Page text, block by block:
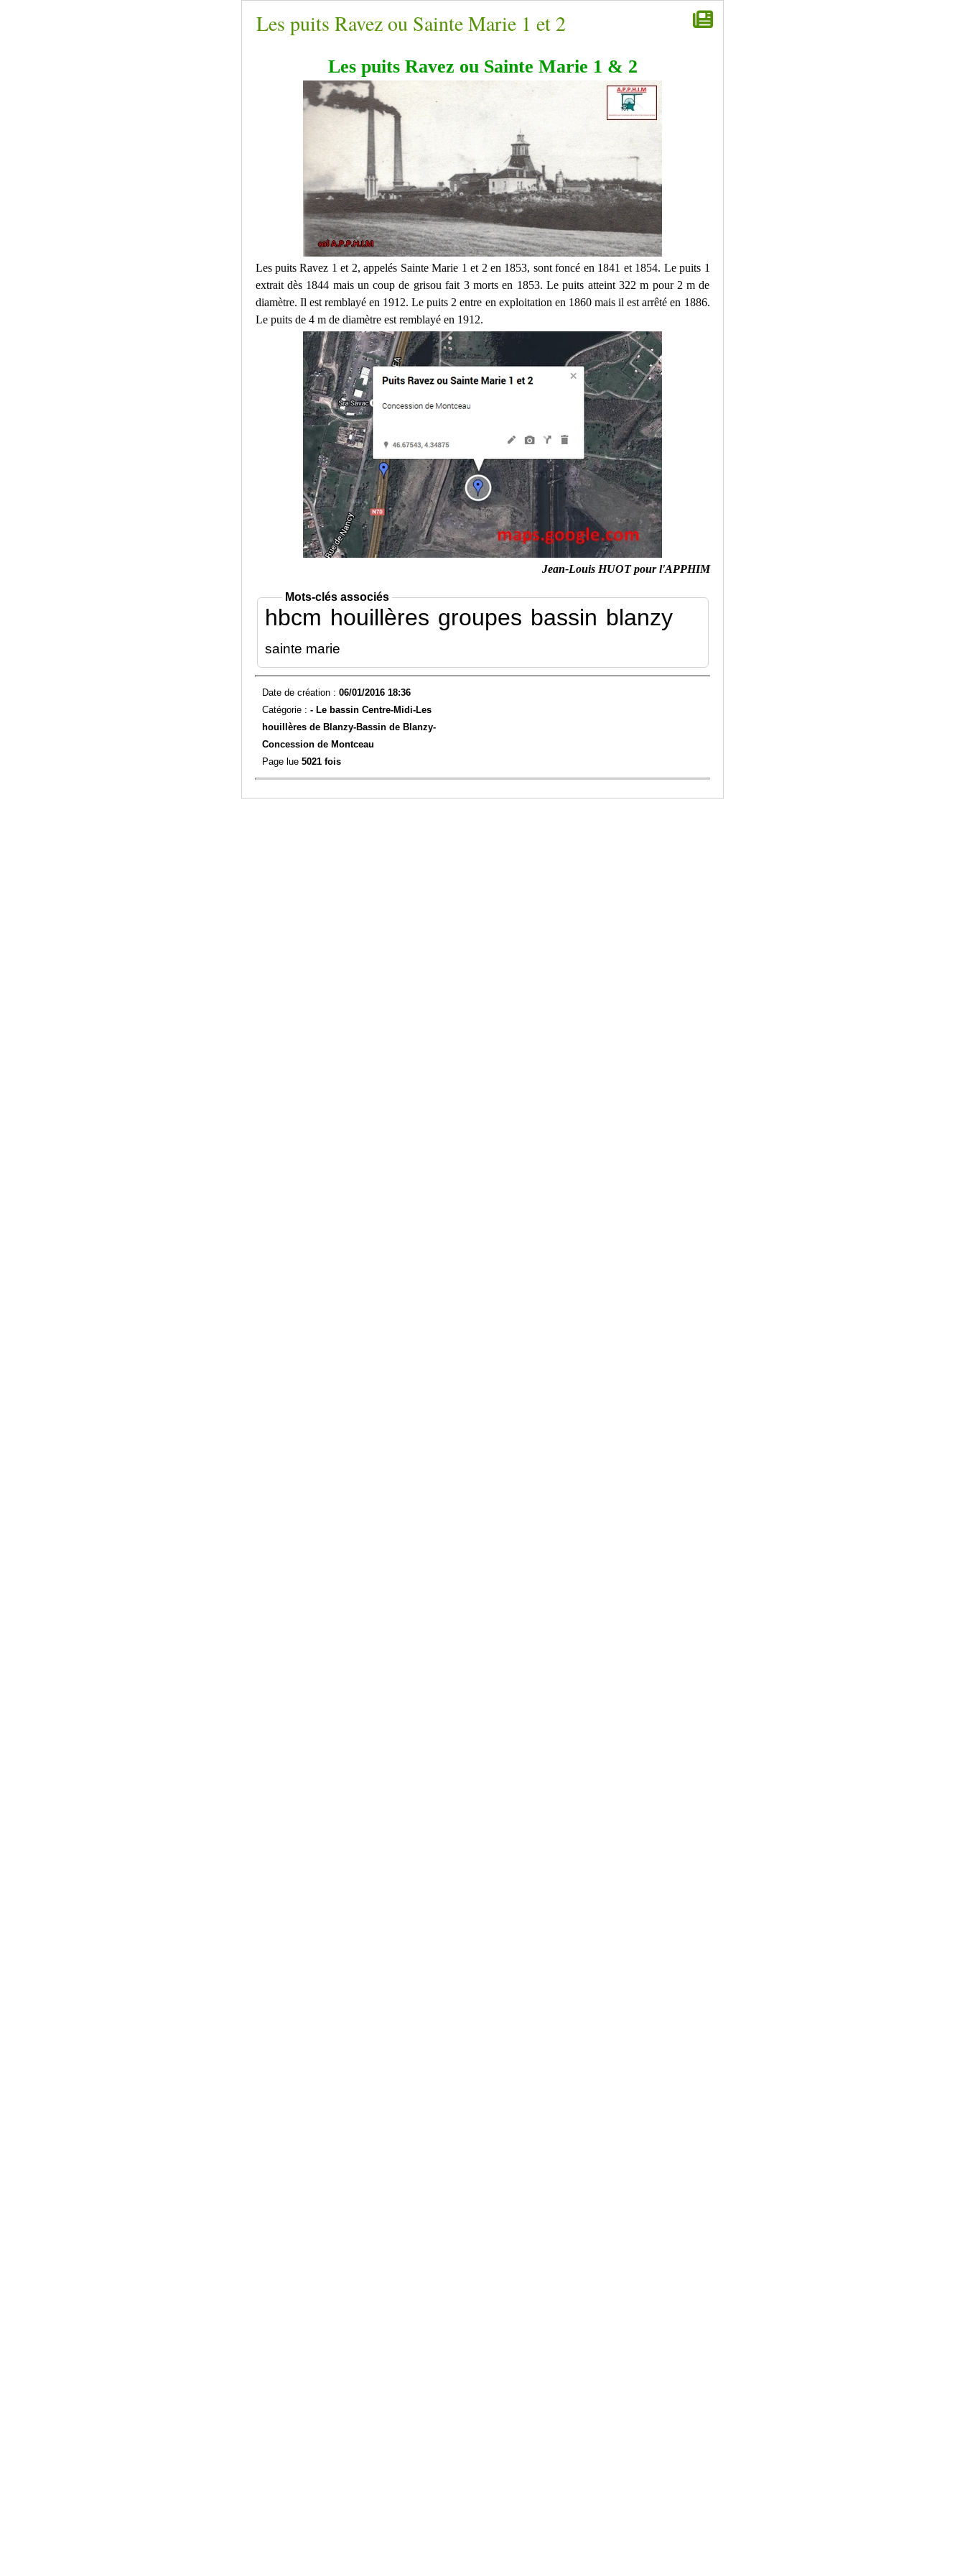
Les puits Ravez ou Sainte Marie 1 et 2
Les puits Ravez ou Sainte Marie 1 & 2
Les puits Ravez 1 et 2, appelés Sainte Marie 1 et 2 en 1853, sont foncé en 1841 et 1854. Le puits 1
extrait dès 1844 mais un coup de grisou fait 3 morts en 1853. Le puits atteint 322 m pour 2 m de
diamètre. Il est remblayé en 1912. Le puits 2 entre en exploitation en 1860 mais il est arrêté en 1886.
Le puits de 4 m de diamètre est remblayé en 1912.
Jean-Louis HUOT pour l'APPHIM
Mots-clés associés
hbcm houillères groupes bassin blanzy
sainte marie
Date de création : 06/01/2016 18:36
Catégorie : - Le bassin Centre-Midi-Les
houillères de Blanzy-Bassin de Blanzy-
Concession de Montceau
Page lue 5021 fois